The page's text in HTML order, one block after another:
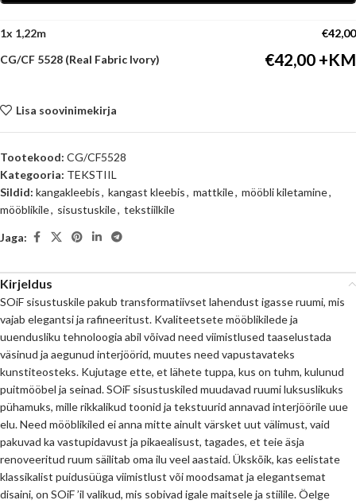
1x €42,00
CG/CF 5528 (Real Fabric Ivory)
€42,00
Lisa soovinimekirja
Tootekood: CG/CF5528
Kategooria: TEKSTIIL
Sildid: kangakleebis, kangast kleebis, mattkile, mööbli kiletamine,
mööblikile, sisustuskile, tekstiilkile
Jaga:
Kirjeldus
SOiF sisustuskile pakub transformatiivset lahendust igasse ruumi, mis
vajab elegantsi ja rafineeritust. Kvaliteetsete mööblikilede ja
uuendusliku tehnoloogia abil võivad need viimistlused taaselustada
väsinud ja aegunud interjöörid, muutes need vapustavateks
kunstiteosteks. Kujutage ette, et lähete tuppa, kus on tuhm, kulunud
puitmööbel ja seinad. SOiF sisustuskiled muudavad ruumi luksuslikuks
pühamuks, mille rikkalikud toonid ja tekstuurid annavad interjöörile uue
elu. Need mööblikiled ei anna mitte ainult värsket uut välimust, vaid
pakuvad ka vastupidavust ja pikaealisust, tagades, et teie äsja
renoveeritud ruum säilitab oma ilu veel aastaid. Ükskõik, kas eelistate
klassikalist puidusüüga viimistlust või moodsamat ja elegantsemat
disaini, on SOiF ’il valikud, mis sobivad igale maitsele ja stiilile. Öelge